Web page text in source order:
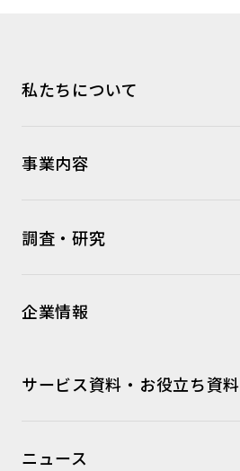
私たちについて
事業内容
調査・研究
企業情報
サービス資料・お役立ち資料
ニュース